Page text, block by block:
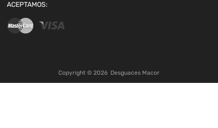
ACEPTAMOS:
Copyright © 2026 Desguaces Macor